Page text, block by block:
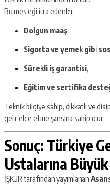
Bu mesleği icra edenler;
Dolgun maaş,
Sigorta ve yemek gibi
Sürekli iş garantisi,
Eğitim ve sertifika
Teknik bilgiye sahip, dikkatli ve
gelir elde etme şansına sahip olur.
Sonuç: Türkiye
Ustalarına
İŞKUR tarafından yayımlanan